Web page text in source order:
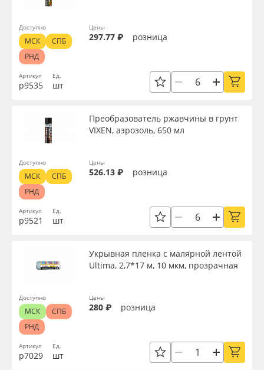
Артикул
р9535
Ед.
шт
Цены
297.77 ₽ розница
Доступно
МСК
СПБ
РНД
Артикул
р9521
Преобразователь ржавчины в грунт
VIXEN, аэрозоль, 650 мл
Ед.
шт
Цены
526.13 ₽ розница
Доступно
МСК
СПБ
РНД
Артикул
р7029
Укрывная пленка с малярной лентой
Ultima, 2,7*17 м, 10 мкм, прозрачная
Ед.
шт
Цены
280 ₽ розница
Доступно
МСК
СПБ
РНД